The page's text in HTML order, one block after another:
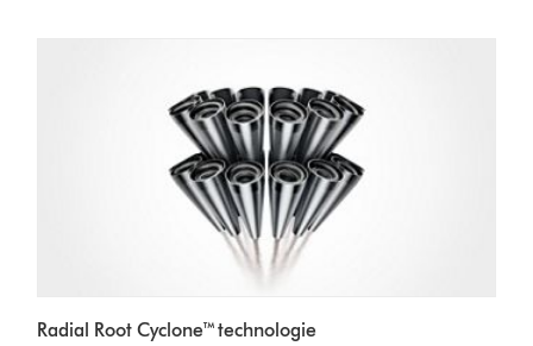
Radial Root Cyclone™ technologie